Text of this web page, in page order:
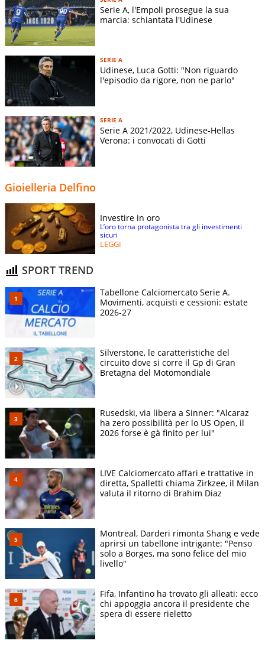
Serie A, l'Empoli prosegue la sua
marcia: schiantata l'Udinese
SERIE A
Udinese, Luca Gotti: "Non riguardo
l'episodio da rigore, non ne parlo"
SERIE A
Serie A 2021/2022, Udinese-Hellas
Verona: i convocati di Gotti
Gioielleria Delfino
Investire in oro
L’oro torna protagonista tra gli investimenti
sicuri
LEGGI
SPORT TREND
Tabellone Calciomercato Serie A.
Movimenti, acquisti e cessioni: estate
2026-27
Silverstone, le caratteristiche del
circuito dove si corre il Gp di Gran
Bretagna del Motomondiale
Rusedski, via libera a Sinner: "Alcaraz
ha zero possibilità per lo US Open, il
2026 forse è gà finito per lui"
LIVE Calciomercato affari e trattative in
diretta, Spalletti chiama Zirkzee, il Milan
valuta il ritorno di Brahim Diaz
Montreal, Darderi rimonta Shang e vede
aprirsi un tabellone intrigante: "Penso
solo a Borges, ma sono felice del mio
livello"
Fifa, Infantino ha trovato gli alleati: ecco
chi appoggia ancora il presidente che
spera di essere rieletto